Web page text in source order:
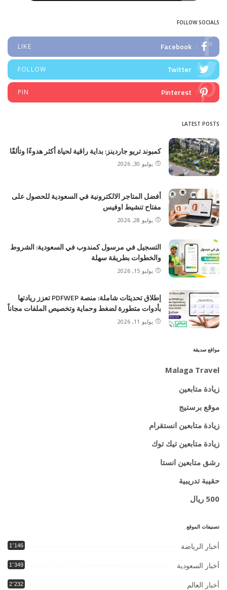
FOLLOW SOCIALS
Facebook
LIKE
Twitter
FOLLOW
Pinterest
PIN
LATEST POSTS
كمبوند تريو جاردينز: بداية راقية لحياة أكثر هدوءًا وتألقًا
يوليو 30, 2026
أفضل المتاجر الالكترونية في السعودية للحصول على
مفتاح تنشيط اوفيس
يوليو 28, 2026
التسجيل في مرسول كمندوب في السعودية: الشروط
والخطوات بطريقة سهلة
يوليو 15, 2026
إطلاق تحديثات شاملة: منصة PDFWEP تعزز ريادتها
بأدوات متطورة لضغط وحماية وتخصيص الملفات مجاناً
يوليو 11, 2026
مواقع صديقة
Malaga Travel
زيادة متابعين
موقع برستيج
زيادة متابعين انستقرام
زيادة متابعين تيك توك
رشق متابعين انستا
حقيبة تدريبية
500 ريال
تصنيفات الموقع
أخبار الرياضة 1٬146
أخبار السعودية 1٬349
أخبار العالم 2٬232